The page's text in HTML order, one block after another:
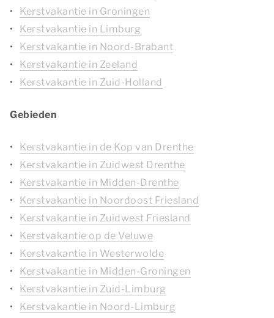
Kerstvakantie in Groningen
Kerstvakantie in Limburg
Kerstvakantie in Noord-Brabant
Kerstvakantie in Zeeland
Kerstvakantie in Zuid-Holland
Gebieden
Kerstvakantie in de Kop van Drenthe
Kerstvakantie in Zuidwest Drenthe
Kerstvakantie in Midden-Drenthe
Kerstvakantie in Noordoost Friesland
Kerstvakantie in Zuidwest Friesland
Kerstvakantie op de Veluwe
Kerstvakantie in Westerwolde
Kerstvakantie in Midden-Groningen
Kerstvakantie in Zuid-Limburg
Kerstvakantie in Noord-Limburg